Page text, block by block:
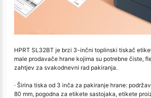
HPRT SL32BT je brzi 3-inčni toplinski tiskač
male prodavače hrane kojima su potrebne čiste,
zahtjev za svakodnevni rad pakiranja.
· Širina tiska od 3 inča za pakiranje hrane:
80 mm, pogodna za etikete sastojaka, etikete